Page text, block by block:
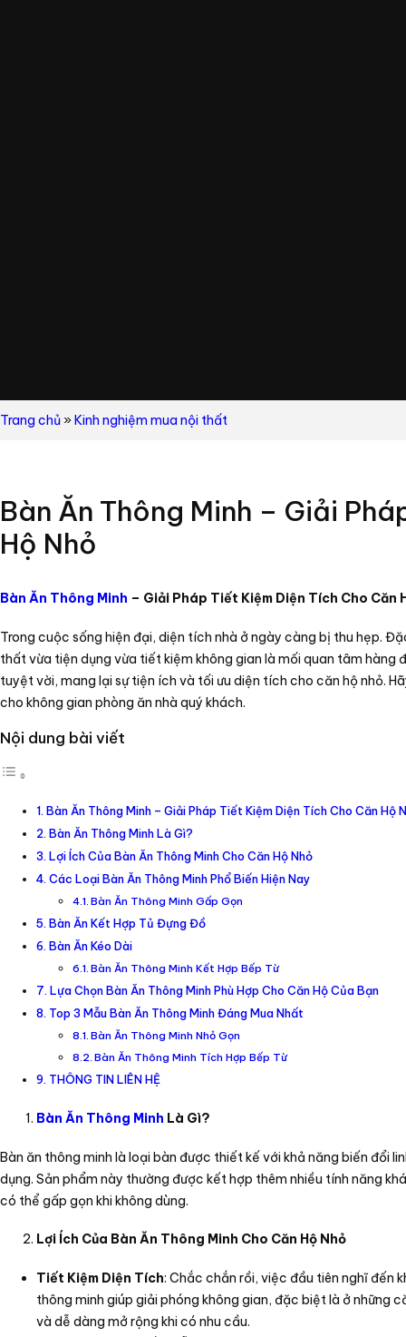
Trang chủ » Kinh nghiệm mua nội thất
Bàn Ăn Thông Minh – Giải
Hộ Nhỏ
Bàn Ăn Thông Minh – Giải Pháp Tiết Kiệm Diện Tích Cho Căn
Trong cuộc sống hiện đại, diện tích nhà ở ngày càng bị thu hẹp.
thất vừa tiện dụng vừa tiết kiệm không gian là mối quan tâm hàng
tuyệt vời, mang lại sự tiện ích và tối ưu diện tích cho căn hộ nhỏ.
cho không gian phòng ăn nhà quý khách.
Nội dung bài viết
Bàn Ăn Thông Minh – Giải Pháp Tiết Kiệm Diện Tích Cho Căn Hộ
Bàn Ăn Thông Minh Là Gì?
Lợi Ích Của Bàn Ăn Thông Minh Cho Căn Hộ Nhỏ
Các Loại Bàn Ăn Thông Minh Phổ Biến Hiện Nay
Bàn Ăn Thông Minh Gấp Gọn
Bàn Ăn Kết Hợp Tủ Đựng Đồ
Bàn Ăn Kéo Dài
Bàn Ăn Thông Minh Kết Hợp Bếp Từ
Lựa Chọn Bàn Ăn Thông Minh Phù Hợp Cho Căn Hộ Của Bạn
Top 3 Mẫu Bàn Ăn Thông Minh Đáng Mua Nhất
Bàn Ăn Thông Minh Nhỏ Gọn
Bàn Ăn Thông Minh Tích Hợp Bếp Từ
THÔNG TIN LIÊN HỆ
Bàn Ăn Thông Minh Là Gì?
Bàn ăn thông minh là loại bàn được thiết kế với khả năng biến đổi
dụng. Sản phẩm này thường được kết hợp thêm nhiều tính năng
có thể gấp gọn khi không dùng.
Lợi Ích Của Bàn Ăn Thông Minh Cho Căn Hộ Nhỏ
Tiết Kiệm Diện Tích: Chắc chắn rồi, việc đầu tiên nghĩ đến
thông minh giúp giải phóng không gian, đặc biệt là ở những
và dễ dàng mở rộng khi có nhu cầu.